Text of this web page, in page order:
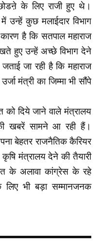
के लिए राजी हुए थे।
उन्हें कुछ मलाईदार विभाग
है कि सतपाल महाराज
हुए उन्हें अच्छे विभाग देने
जा रही है कि महाराज
मंत्री का जिम्मा भी सौंपे
को दिये जाने वाले मंत्रालय
खबरें सामने आ रही हैं।
बेहतर राजनैतिक कैरियर
मंत्रालय देने की तैयारी
के अलावा कांग्रेस के रहे
भी बड़ा सम्मानजनक